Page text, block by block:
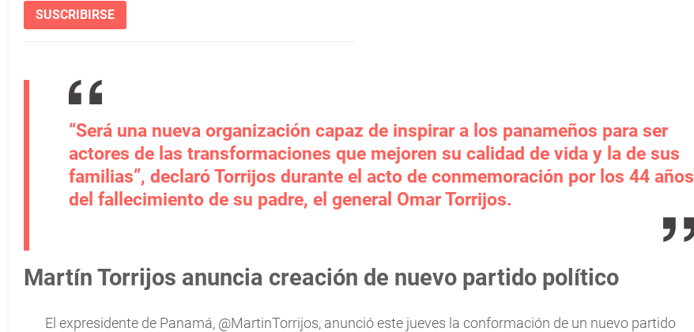
SUSCRIBIRSE
“Será una nueva organización capaz de inspirar a los panameños para ser
actores de las transformaciones que mejoren su calidad de vida y la de sus
familias”, declaró Torrijos durante el acto de conmemoración por los 44 años
del fallecimiento de su padre, el general Omar Torrijos.
Martín Torrijos anuncia creación de nuevo partido político
El expresidente de Panamá, @MartinTorrijos, anunció este jueves la conformación de un nuevo partido